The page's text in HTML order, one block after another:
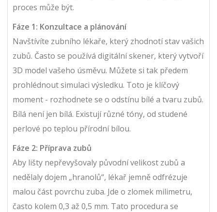
proces může být.
Fáze 1: Konzultace a plánování
Navštívíte zubního lékaře, který zhodnotí stav vašich
zubů. Často se používá digitální skener, který vytvoří
3D model vašeho úsměvu. Můžete si tak předem
prohlédnout simulaci výsledku. Toto je klíčový
moment - rozhodnete se o odstínu bílé a tvaru zubů.
Bílá není jen bílá. Existují různé tóny, od studené
perlové po teplou přírodní bílou.
Fáze 2: Příprava zubů
Aby lišty nepřevyšovaly původní velikost zubů a
nedělaly dojem „hranolů“, lékař jemně odfrézuje
malou část povrchu zuba. Jde o zlomek milimetru,
často kolem 0,3 až 0,5 mm. Tato procedura se